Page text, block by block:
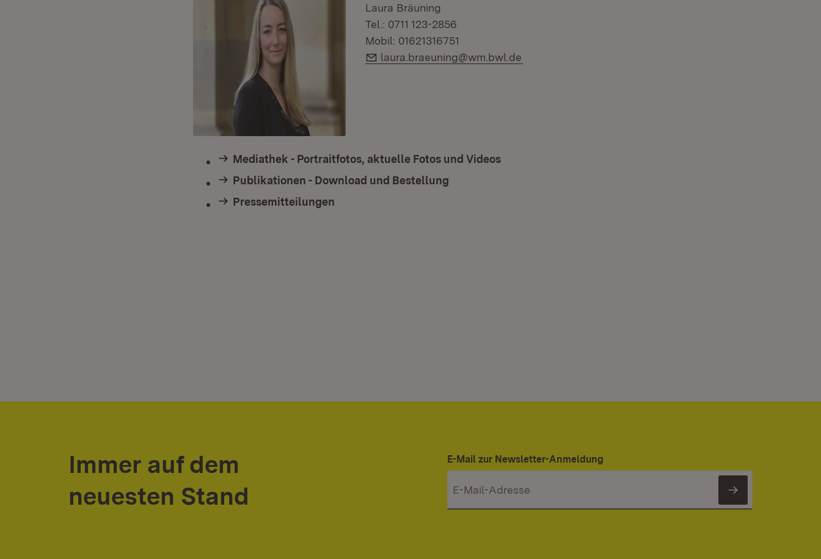
Laura Bräuning
Tel.: 0711 123-2856
Mobil: 01621316751
E-Mail:
laura.braeuning@wm.bwl.de
Mediathek - Portraitfotos, aktuelle Fotos und Videos
Publikationen - Download und Bestellung
Pressemitteilungen
Immer auf dem
neuesten Stand
E-Mail zur Newsletter-Anmeldung
Newsletter